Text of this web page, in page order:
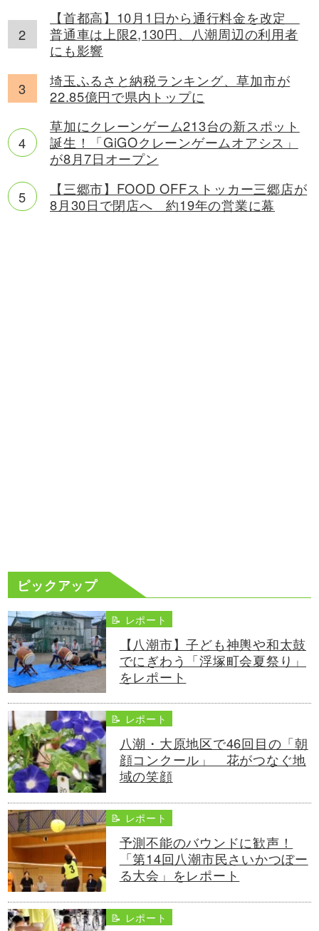
【首都高】10月1日から通行料金を改定
普通車は上限2,130円、八潮周辺の利用者
にも影響
埼玉ふるさと納税ランキング、草加市が
22.85億円で県内トップに
草加にクレーンゲーム213台の新スポット
誕生！「GiGOクレーンゲームオアシス」
が8月7日オープン
【三郷市】FOOD OFFストッカー三郷店が
8月30日で閉店へ 約19年の営業に幕
ピックアップ
📝 レポート
【八潮市】子ども神輿や和太鼓
でにぎわう「浮塚町会夏祭り」
をレポート
📝 レポート
八潮・大原地区で46回目の「朝
顔コンクール」 花がつなぐ地
域の笑顔
📝 レポート
予測不能のバウンドに歓声！
「第14回八潮市民さいかつぼー
る大会」をレポート
📝 レポート